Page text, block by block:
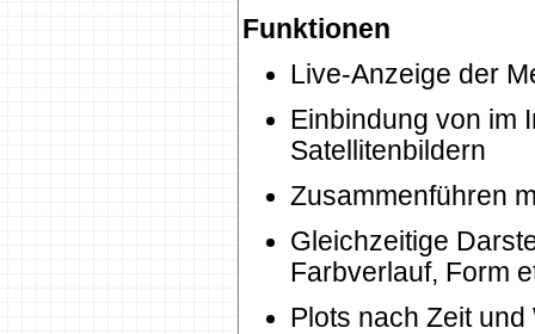
Funktionen
Live-Anzeige der
Einbindung von im
Satellitenbildern
Zusammenführen
Gleichzeitige
Farbverlauf, Form
Plots nach Zeit